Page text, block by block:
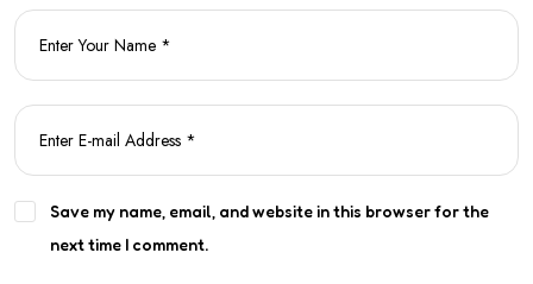
Save my name, email, and website in this browser for the
next time I comment.